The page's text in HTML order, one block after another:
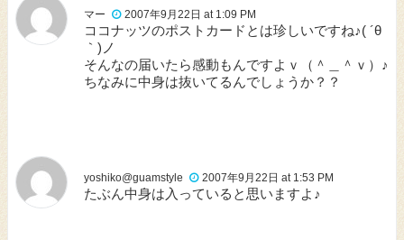
マー 2007年9月22日 at 1:09 PM
ココナッツのポストカードとは珍しいですね♪( ´θ
｀)ノ
そんなの届いたら感動もんですよｖ（＾＿＾ｖ）♪
ちなみに中身は抜いてるんでしょうか？？
yoshiko@guamstyle 2007年9月22日 at 1:53 PM
たぶん中身は入っていると思いますよ♪